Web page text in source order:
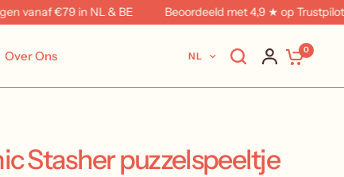
€79 in NL & BE Beoordeeld met 4,9 ★ op Trustpilot
Over Ons NL
0
Stasher puzzelspeeltje